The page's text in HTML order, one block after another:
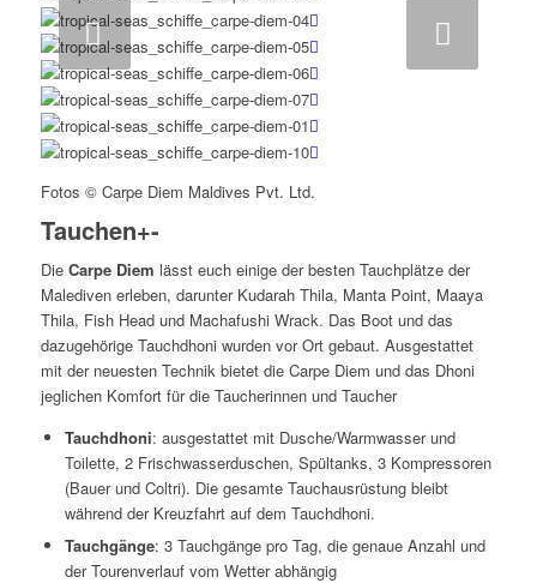
Weiter
Fotos © Carpe Diem Maldives Pvt. Ltd.
Tauchen+-
Die Carpe Diem lässt euch einige der besten Tauchplätze der
Malediven erleben, darunter Kudarah Thila, Manta Point, Maaya
Thila, Fish Head und Machafushi Wrack. Das Boot und das
dazugehörige Tauchdhoni wurden vor Ort gebaut. Ausgestattet
mit der neuesten Technik bietet die Carpe Diem und das Dhoni
jeglichen Komfort für die Taucherinnen und Taucher
Tauchdhoni: ausgestattet mit Dusche/Warmwasser und
Toilette, 2 Frischwasserduschen, Spültanks, 3 Kompressoren
(Bauer und Coltri). Die gesamte Tauchausrüstung bleibt
während der Kreuzfahrt auf dem Tauchdhoni.
Tauchgänge: 3 Tauchgänge pro Tag, die genaue Anzahl und
der Tourenverlauf vom Wetter abhängig